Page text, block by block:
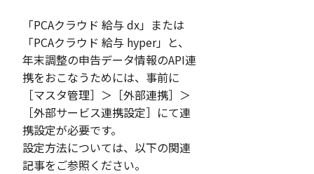
「PCAクラウド 給与 dx」または
「PCAクラウド 給与 hyper」と、
年末調整の申告データ情報のAPI連
携をおこなうためには、事前に
［マスタ管理］＞［外部連携］＞
［外部サービス連携設定］にて連
携設定が必要です。
設定方法については、以下の関連
記事をご参照ください。